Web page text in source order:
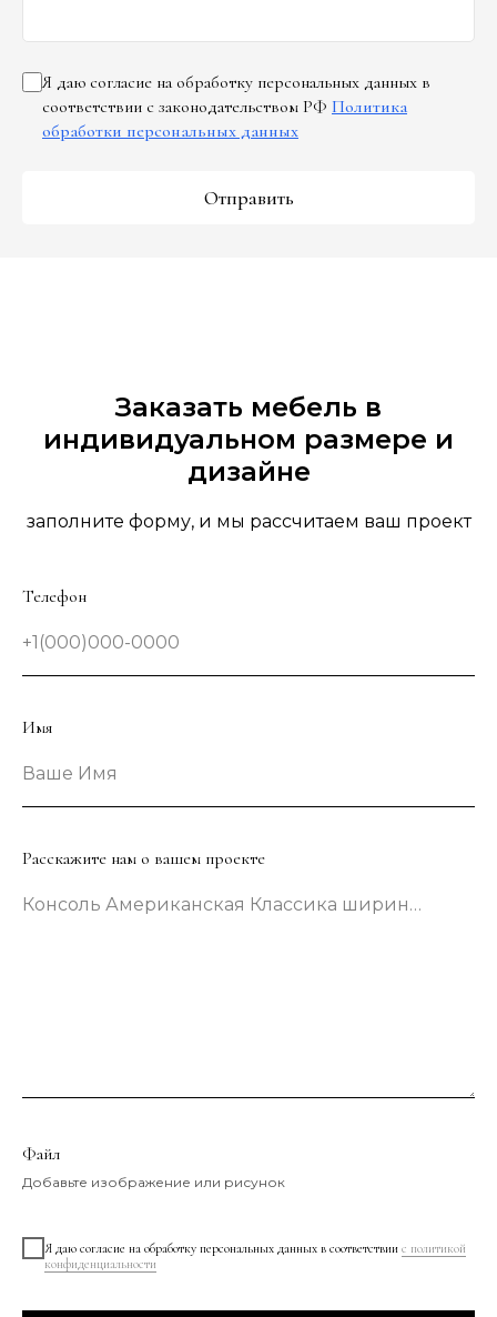
Я даю согласие на обработку персональных данных в
соответствии с законодательством РФ Политика
обработки персональных данных
Отправить
Заказать мебель в
индивидуальном размере и
дизайне
заполните форму, и мы рассчитаем ваш проект
Телефон
+1(000)000-0000
Имя
Ваше Имя
Расскажите нам о вашем проекте
Консоль Американская Классика шириной 133 сантиметра в зеленом цвете
Файл
Добавьте изображение или рисунок
Я даю согласие на обработку персональных данных в соответствии с политикой
конфиденциальности